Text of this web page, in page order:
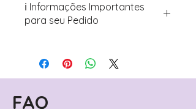
ℹ️ Informações Importantes
para seu Pedido
Avance para a página de checkout
(próximo passo após o carrinho)
Encontre o campo de "Notas do
Pedido"
FAQ